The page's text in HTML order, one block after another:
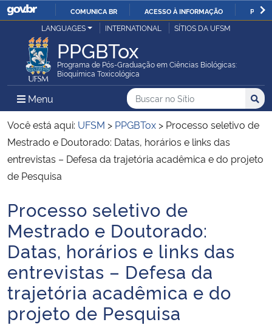
IR
O
CONTEÚDO
COMUNICA BR ACESSO À INFORMAÇÃO
Ministério da Justiça e Segurança Pública
Ministério da Defesa
Ministério das Relações Exteriores
Ministério da Economia
Ministério da Infraestrutura
Ministério da Agricultura, Pecuária e Abastecimento
Ministério da Educação
Ministério da Cidadania
Ministério da Saúde
LANGUAGES INTERNATIONAL SÍTIOS DA UFSM
PPGBTox
Programa de Pós-Graduação em Ciências Biológicas:
Bioquímica Toxicológica
Menu Menu Principal do Sítio
Busca
Buscar no no Sítio
Busca:
Você está aqui: UFSM > PPGBTox > Processo seletivo de
Mestrado e Doutorado: Datas, horários e links das
entrevistas – Defesa da trajetória acadêmica e do projeto
de Pesquisa
Início do conteúdo
Processo seletivo de
Mestrado e Doutorado:
Datas, horários e links das
entrevistas – Defesa da
trajetória acadêmica e do
projeto de Pesquisa